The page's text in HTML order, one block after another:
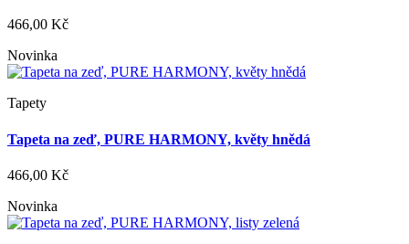
466,00 Kč
Novinka
Tapety
Tapeta na zeď, PURE HARMONY, květy hnědá
466,00 Kč
Novinka